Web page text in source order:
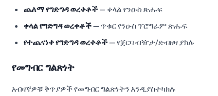
ጨለማ የግድግዳ ወረቀቶች — ቀላል የንዑስ ጽሑፍ
ቀላል የግድግዳ ወረቀቶች — ጥቁር የንዑስ ፕሮግራም ጽሑፍ
የተጨናነቀ የግድግዳ ወረቀቶች — የጀርባ ብዥታ/ድብዘዛ ያክሉ
የመግብር ግልጽነት
አብዛኛዎቹ ቅጥያዎች የመግብር ግልጽነትን እንዲያስተካክሉ